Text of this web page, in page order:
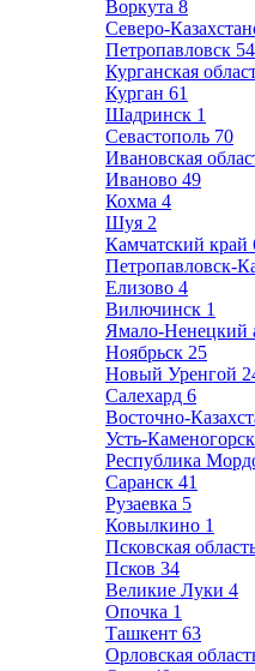
Воркута 8
Северо-
Петропавловск 54
Курганская
Курган 61
Шадринск 1
Севастополь 70
Ивановская
Иваново 49
Кохма 4
Шуя 2
Камчатский край
Петропавловск-
Елизово 4
Вилючинск 1
Ямало-Ненецкий
Ноябрьск 25
Новый Уренгой
Салехард 6
Восточно-
Усть-Каменогорск
Республика
Саранск 41
Рузаевка 5
Ковылкино 1
Псковская
Псков 34
Великие Луки 4
Опочка 1
Ташкент 63
Орловская